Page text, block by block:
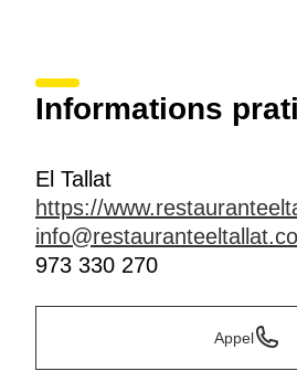
Informations
El Tallat
https://
973 330 270
Appel